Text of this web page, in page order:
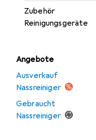
Zubehör
Reinigungsgeräte
Angebote
Ausverkauf
Nassreiniger
Gebraucht
Nassreiniger